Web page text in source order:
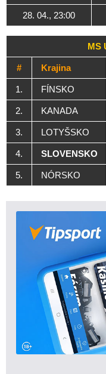
28. 04., 23:00
MS
# Krajina
1. FÍNSKO
2. KANADA
3. LOTYŠSKO
4. SLOVENSKO
5. NÓRSKO